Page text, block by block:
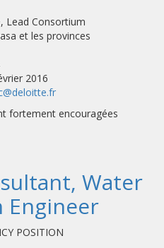
Lead Consortium
et les provinces
2016
fortement encouragées
Water
Engineer
POSITION